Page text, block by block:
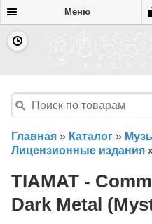
Меню
Главная » Каталог »
Лицензионные издания
TIAMAT -
Dark Metal